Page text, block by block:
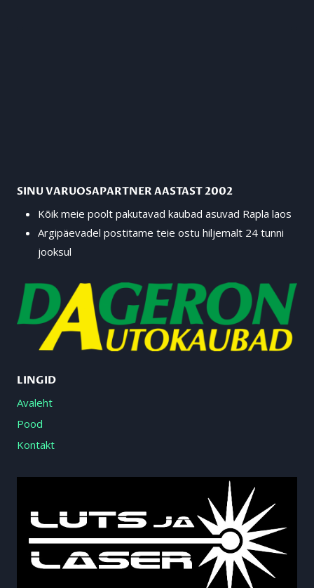
SINU VARUOSAPARTNER AASTAST 2002
Kõik meie poolt pakutavad kaubad asuvad Rapla laos
Argipäevadel postitame teie ostu hiljemalt 24 tunni
jooksul
LINGID
Avaleht
Pood
Kontakt